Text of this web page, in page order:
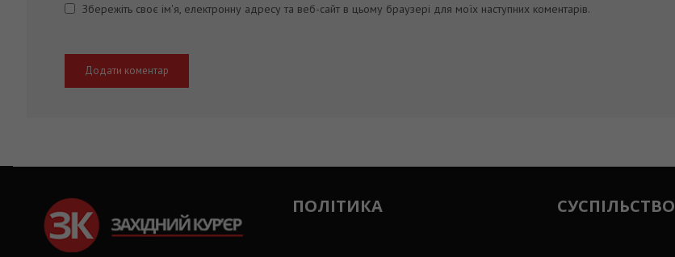
Збережіть своє ім'я, електронну адресу та веб-сайт в цьому браузері для моїх наступних коментарів.
ПОЛІТИКА СУСПІЛЬСТВО